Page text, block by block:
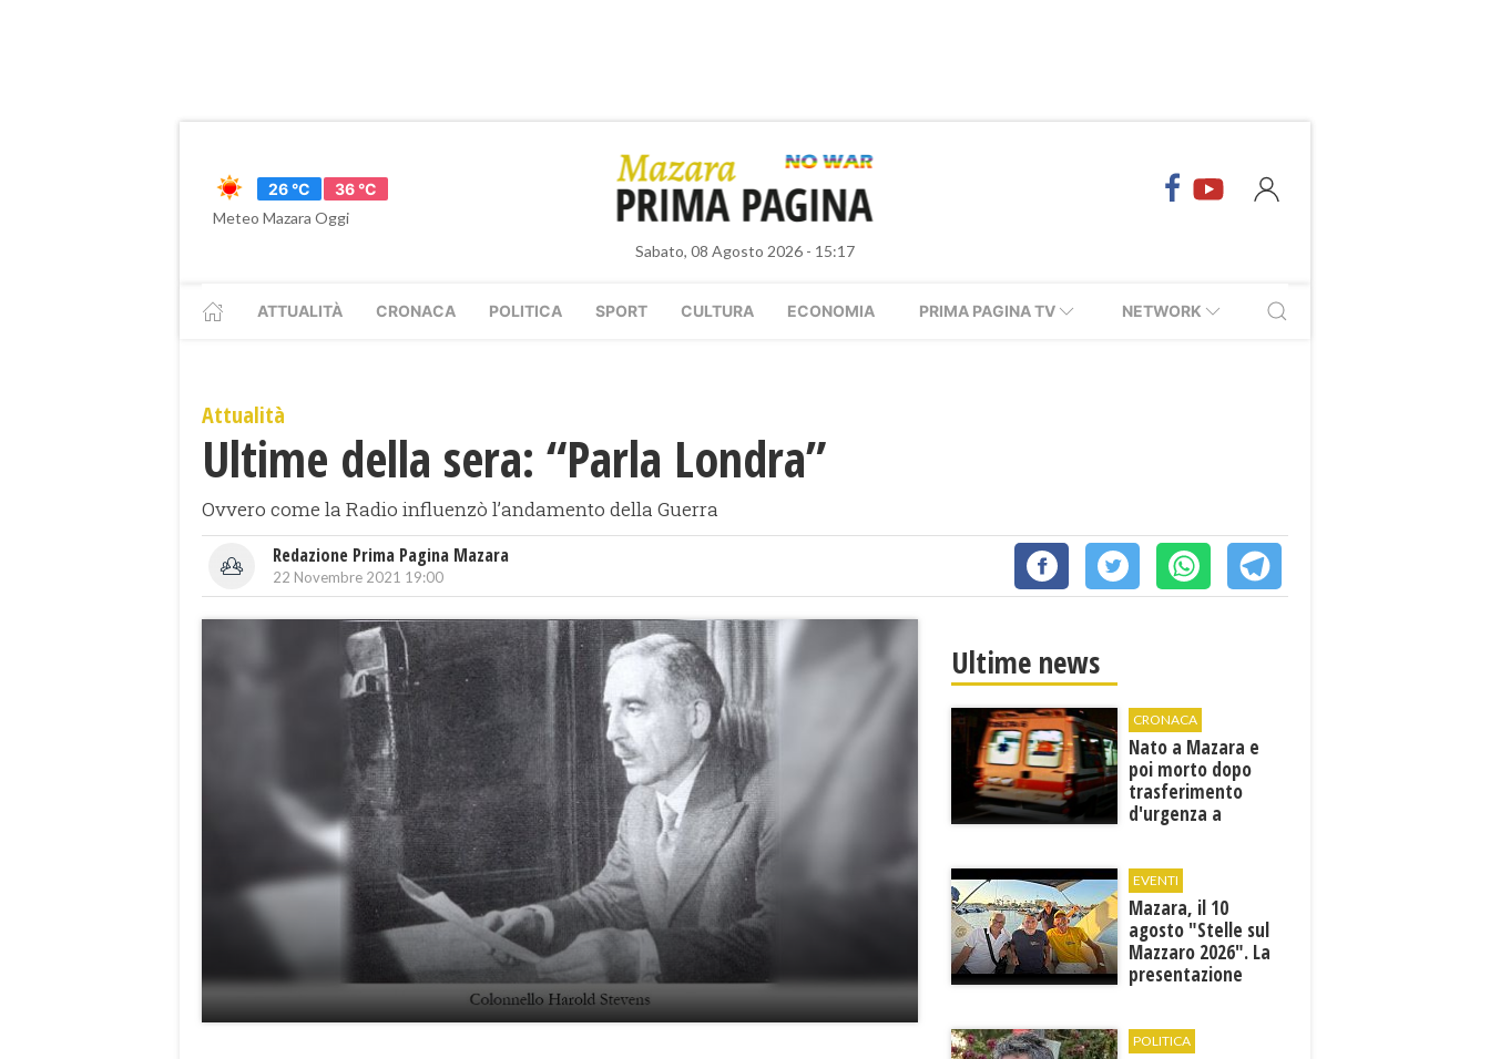
26 °C
36 °C
Meteo Mazara Oggi
Sabato, 08 Agosto 2026 - 15:17
ATTUALITÀ CRONACA POLITICA SPORT CULTURA ECONOMIA PRIMA PAGINA TV NETWORK
Attualità
Ultime della sera: “Parla Londra”
Ovvero come la Radio influenzò l’andamento della Guerra
Redazione Prima Pagina Mazara
22 Novembre 2021 19:00
Ultime news
CRONACA
Nato a Mazara e
poi morto dopo
trasferimento
d'urgenza a
EVENTI
Mazara, il 10
agosto "Stelle sul
Mazzaro 2026". La
presentazione
POLITICA